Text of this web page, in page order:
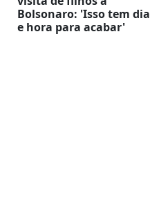
Bolsonaro: 'Isso tem dia
e hora para acabar'